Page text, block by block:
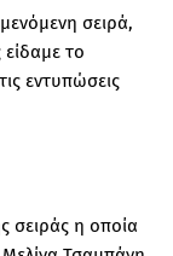
σειρά,
το
εντυπώσεις
σειράς η οποία